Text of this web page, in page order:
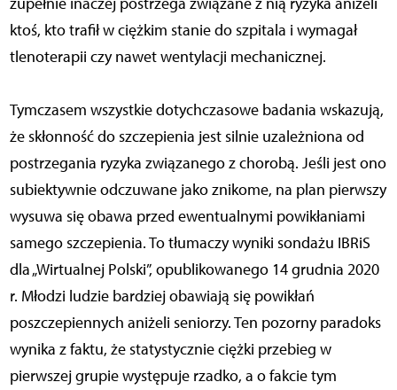
ktoś, kto trafił w ciężkim stanie do szpitala i wymagał
tlenoterapii czy nawet wentylacji mechanicznej.
Tymczasem wszystkie dotychczasowe badania wskazują,
że skłonność do szczepienia jest silnie uzależniona od
postrzegania ryzyka związanego z chorobą. Jeśli jest ono
subiektywnie odczuwane jako znikome, na plan pierwszy
wysuwa się obawa przed ewentualnymi powikłaniami
samego szczepienia. To tłumaczy wyniki sondażu IBRiS
dla „Wirtualnej Polski”, opublikowanego 14 grudnia 2020
r. Młodzi ludzie bardziej obawiają się powikłań
poszczepiennych aniżeli seniorzy. Ten pozorny paradoks
wynika z faktu, że statystycznie ciężki przebieg w
pierwszej grupie występuje rzadko, a o fakcie tym